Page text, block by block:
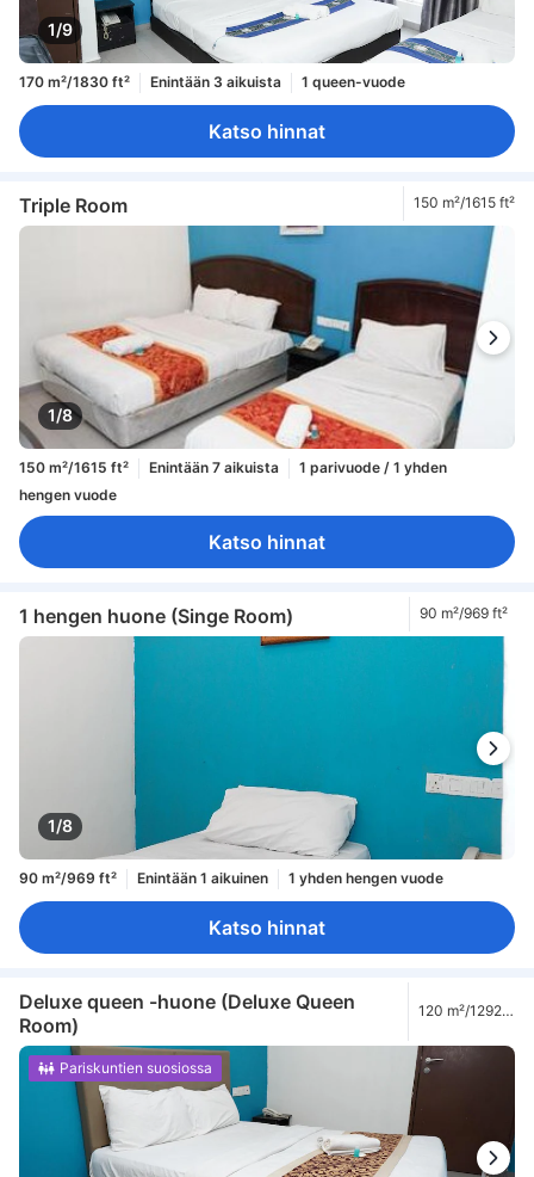
1/9
170 m²/1830 ft² Enintään 3 aikuista 1 queen-vuode
Katso hinnat
Triple Room 150 m²/1615 ft²
1/8
150 m²/1615 ft² Enintään 7 aikuista
1 parivuode / 1 yhden
hengen vuode
Katso hinnat
1 hengen huone (Singe Room) 90 m²/969 ft²
1/8
90 m²/969 ft² Enintään 1 aikuinen 1 yhden hengen vuode
Katso hinnat
Deluxe queen -huone (Deluxe Queen
Room)
120 m²/1292
Pariskuntien suosiossa